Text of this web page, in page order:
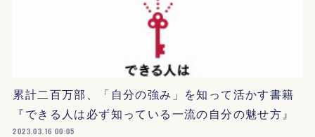
累計二百万部、「自分の強み」を知って活かす書籍
『できる人は必ず知っている一流の自分の魅せ方』
2023.03.16 00:05